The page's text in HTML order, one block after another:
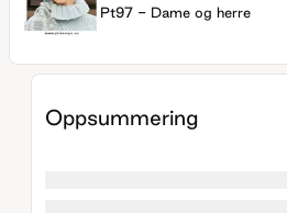
Pt97 - Dame og herre
Oppsummering